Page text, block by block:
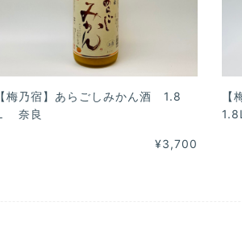
【梅乃宿】あらごしみかん酒 1.8
奈良
¥3,700